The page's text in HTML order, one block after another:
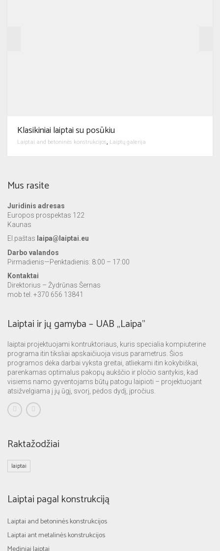
Klasikiniai laiptai su posūkiu
Laiptai and betoninės konstrukcijos, Laiptų galerija
Mus rasite
Juridinis adresas
Europos prospektas 122
Kaunas
El.paštas laipa@laiptai.eu
Darbo valandos
Pirmadienis—Penktadienis: 8:00 – 17:00
Kontaktai
Direktorius – Žydrūnas Šernas
mob tel. +370 656 13841
Laiptai ir jų gamyba – UAB „Laipa”
laiptai projektuojami kontruktoriaus, kuris specialia kompiuterine
programa itin tiksliai apskaičiuoja visus parametrus. Šios
programos dėka darbai vyksta greitai, atliekami itin kokybiškai,
parenkamas optimalus pakopų aukščio ir pločio santykis, kad
visiems namo gyventojams būtų patogu laipioti – projektuojant
atsižvelgiama į jų ūgį, svorį, pėdos dydį, įpročius.
Raktažodžiai
laiptai
Laiptai pagal konstrukciją
Laiptai and betoninės konstrukcijos
Laiptai ant metalinės konstrukcijos